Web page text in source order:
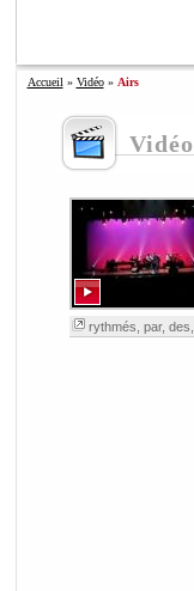
Accueil » Vidéo» Airs
rythmés par, des